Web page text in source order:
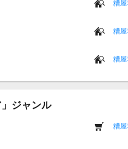
糟
糟
糟
ジャンル
糟